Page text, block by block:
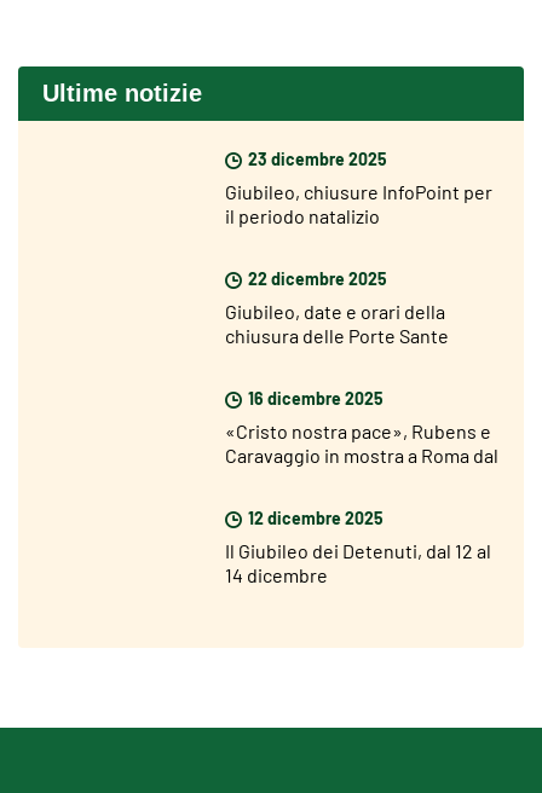
Ultime notizie
23 dicembre 2025
Giubileo, chiusure InfoPoint per
il periodo natalizio
22 dicembre 2025
Giubileo, date e orari della
chiusura delle Porte Sante
16 dicembre 2025
«Cristo nostra pace», Rubens e
Caravaggio in mostra a Roma dal
12 dicembre 2025
Il Giubileo dei Detenuti, dal 12 al
14 dicembre